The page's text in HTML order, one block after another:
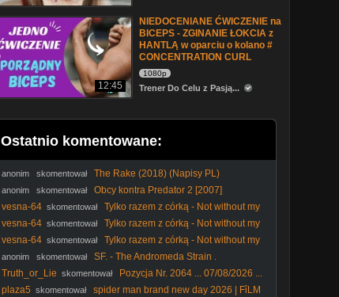
12:45
NIEDOCENIANE ĆWICZENIE na
BICEPS - ZGINANIE ŁOKCIA z
HANTLĄ w oparciu o kolano #
CONCENTRATION CURL
1080p
Trener Do Celu z Pasją...
Ostatnio komentowane:
anonim skomentował The Rake (2018) (Napisy PL)
anonim skomentował
Obcy kontra Predator 2 [2007]
[Theatrical Cut][1080p][BDRip][x264][ Lektor PL]
vesna-64 skomentował
Tylko razem z córką - Not without my
daughter (1991) Lektor
vesna-64 skomentował
Tylko razem z córką - Not without my
daughter (1991) Lektor
vesna-64 skomentował
Tylko razem z córką - Not without my
daughter (1991) Lektor
anonim skomentował
SF. - The Andromeda Strain .
Tajemnica. Andromedy. (1971) lektor
Truth_or_Lie skomentował
Pozycja Nr. 2064 ... 07/08/2026 ...
english subtitles Only ...
plaza5 skomentował
spider man brand new day 2026 | FỉLM